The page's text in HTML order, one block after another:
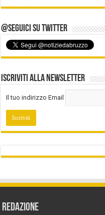
@Seguici su Twitter
Iscriviti alla Newsletter
Il tuo indirizzo Email
REDAZIONE